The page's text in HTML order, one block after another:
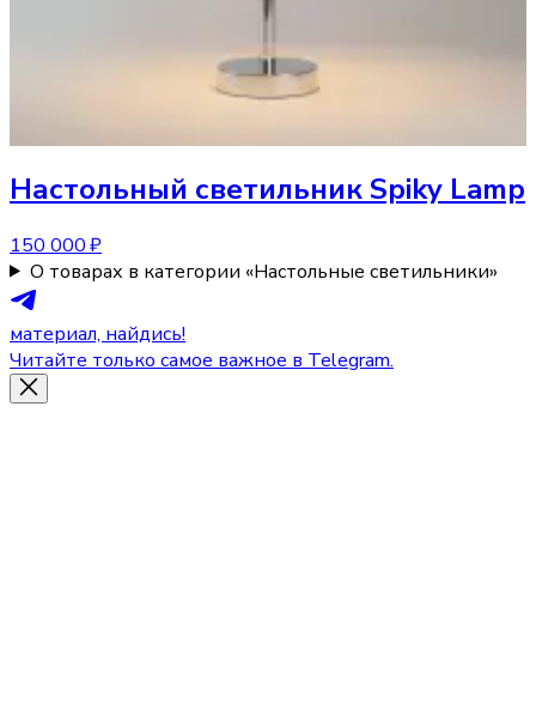
Настольный светильникSpiky Lamp
150 000 ₽
О товарах в категории «Настольные светильники»
материал, найдись!
Читайте только самое важное в Telegram.